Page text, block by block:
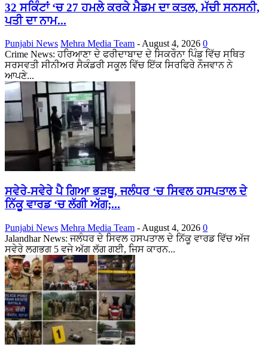
32 ਸਕਿੰਟਾਂ ‘ਚ 27 ਹਮਲੇ ਕਰਕੇ ਮੈਡਮ ਦਾ ਕਤਲ, ਮੱਚੀ ਸਨਸਨੀ,
ਪਤੀ ਦਾ ਨਾਮ...
Punjabi News Mehra Media Team - August 4, 2026 0
Crime News: ਹਰਿਆਣਾ ਦੇ ਫਰੀਦਾਬਾਦ ਦੇ ਸਿਕਰੌਨਾ ਪਿੰਡ ਵਿੱਚ ਸਥਿਤ
ਸਰਸਵਤੀ ਸੀਨੀਅਰ ਸੈਕੰਡਰੀ ਸਕੂਲ ਵਿੱਚ ਇੱਕ ਸਿਰਫਿਰੇ ਨੌਜਵਾਨ ਨੇ
ਆਪਣੇ...
ਸਵੇਰੇ-ਸਵੇਰੇ ਪੈ ਗਿਆ ਭੜਥੂ, ਜਲੰਧਰ ‘ਚ ਸਿਵਲ ਹਸਪਤਾਲ ਦੇ
ਨਿੱਕੂ ਵਾਰਡ ‘ਚ ਲੱਗੀ ਅੱਗ;...
Punjabi News Mehra Media Team - August 4, 2026 0
Jalandhar News: ਜਲੰਧਰ ਦੇ ਸਿਵਲ ਹਸਪਤਾਲ ਦੇ ਨਿੱਕੂ ਵਾਰਡ ਵਿੱਚ ਅੱਜ
ਸਵੇਰੇ ਲਗਭਗ 5 ਵਜੇ ਅੱਗ ਲੱਗ ਗਈ, ਜਿਸ ਕਾਰਨ...